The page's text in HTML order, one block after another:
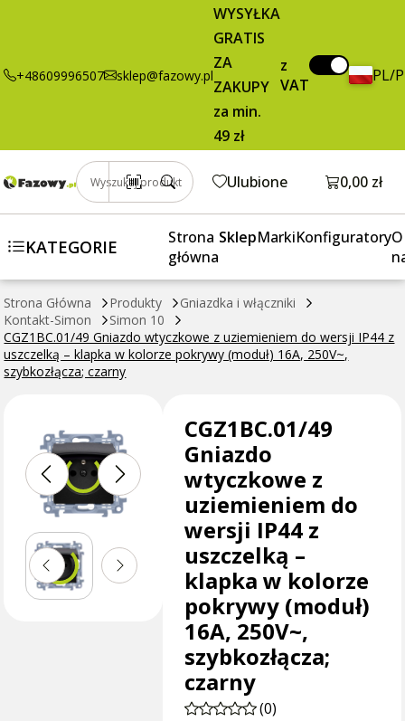
+48609996507 sklep@fazowy.pl
WYSYŁKA
GRATIS
ZA
ZAKUPY
za min.
49 zł
z
VAT
PL/
Wyszukaj produkt Ulubione Otwórz
0,00 zł
KATEGORIE
Strona
główna
SklepMarkiKonfiguratoryO
Strona Główna Produkty
Gniazdka i włączniki
Kontakt-Simon
Simon 10
CGZ1BC.01/49 Gniazdo wtyczkowe z uziemieniem do wersji IP44 z
uszczelką – klapka w kolorze pokrywy (moduł) 16A, 250V~,
szybkozłącza; czarny
do wersji IP44
kolorze
pokrywy
(moduł) 16A,
250V~,
szybkozłącza;
czarny
brutto / szt. Dodaj do koszyka
CGZ1BC.01/49
Gniazdo
wtyczkowe z
uziemieniem do
wersji IP44 z
uszczelką –
klapka w kolorze
pokrywy (moduł)
16A, 250V~,
szybkozłącza;
czarny
(0)